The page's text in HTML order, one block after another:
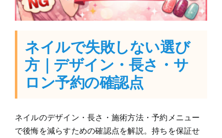
ネイルで失敗しない選び
方｜デザイン・長さ・サ
ロン予約の確認点
ネイルのデザイン・長さ・施術方法・予約メニュー
で後悔を減らすための確認点を解説。持ちを保証せ